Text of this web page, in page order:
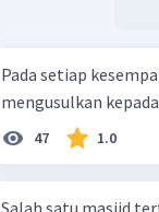
Pada setiap
mengusulkan
47 1.0
Salah satu masjid